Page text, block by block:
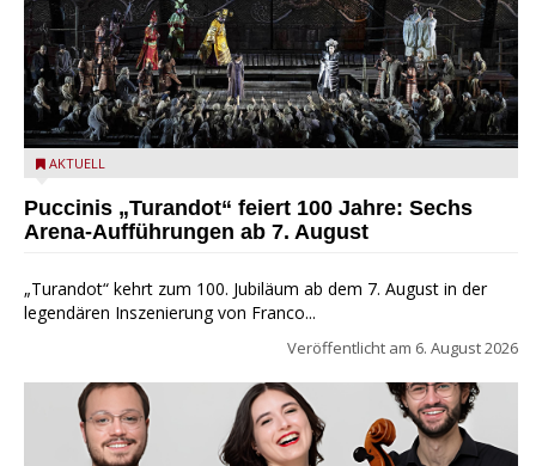
Turandot in der Arena von Verona - Ennevi für Fondazione
AKTUELL
Puccinis „Turandot“ feiert 100 Jahre: Sechs
Arena-Aufführungen ab 7. August
„Turandot“ kehrt zum 100. Jubiläum ab dem 7. August in der
legendären Inszenierung von Franco...
Veröffentlicht am 6. August 2026